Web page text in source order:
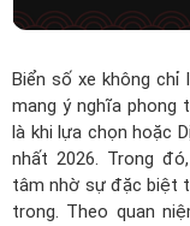
Biển số xe không chỉ
mang ý nghĩa phong
là khi lựa chọn hoặc
nhất 2026. Trong đó,
tâm nhờ sự đặc biệt
trong. Theo quan